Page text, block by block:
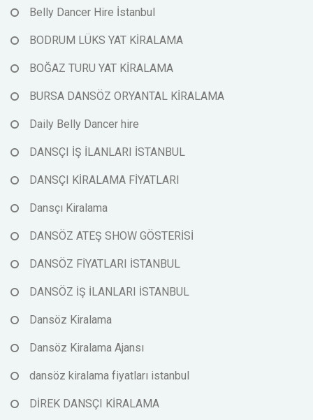
Belly Dancer Hire İstanbul
BODRUM LÜKS YAT KİRALAMA
BOĞAZ TURU YAT KİRALAMA
BURSA DANSÖZ ORYANTAL KİRALAMA
Daily Belly Dancer hire
DANSÇI İŞ İLANLARI İSTANBUL
DANSÇI KİRALAMA FİYATLARI
Dansçı Kiralama
DANSÖZ ATEŞ SHOW GÖSTERİSİ
DANSÖZ FİYATLARI İSTANBUL
DANSÖZ İŞ İLANLARI İSTANBUL
Dansöz Kiralama
Dansöz Kiralama Ajansı
dansöz kiralama fiyatları istanbul
DİREK DANSÇI KİRALAMA